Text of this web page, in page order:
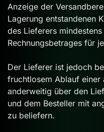
Anzeige der
Lagerung entstandenen
des Lieferers
Rechnungsbetrages für
Der Lieferer ist jedoch
fruchtlosem Ablauf einer
anderweitig über den
und dem Besteller mit
zu beliefern.